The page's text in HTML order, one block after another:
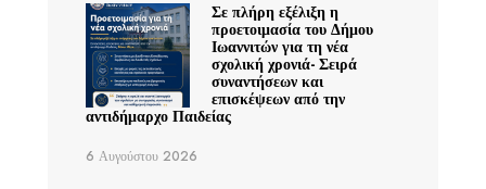
Σε πλήρη εξέλιξη η
προετοιμασία του Δήμου
Ιωαννιτών για τη νέα
σχολική χρονιά- Σειρά
συναντήσεων και
επισκέψεων από την
αντιδήμαρχο Παιδείας
6 Αυγούστου 2026